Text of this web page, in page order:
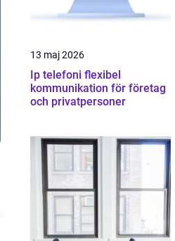
13 maj 2026
Ip telefoni flexibel
kommunikation för företag
och privatpersoner